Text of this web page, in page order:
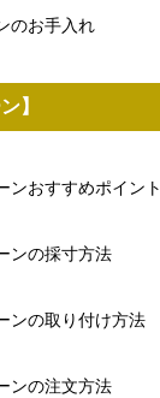
のお手入れ
】
ンおすすめポイント
ンの採寸方法
ンの取り付け方法
ンの注文方法